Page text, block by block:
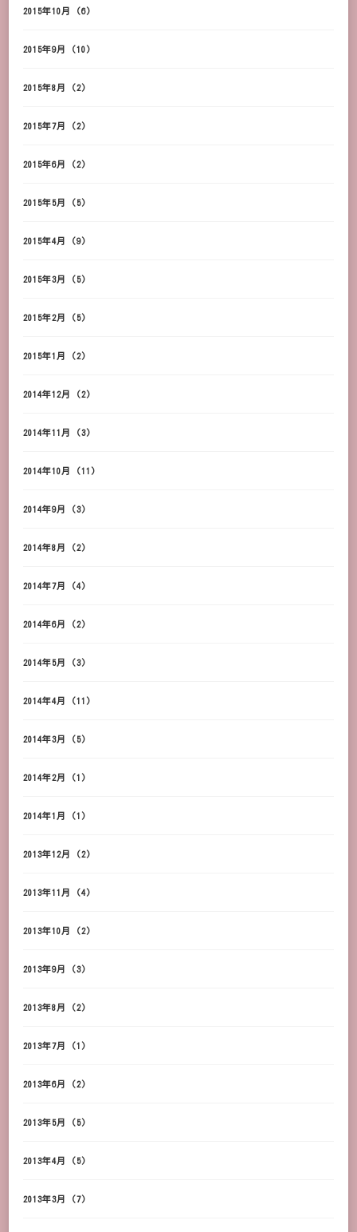
2015年10月 (6)
2015年9月 (10)
2015年8月 (2)
2015年7月 (2)
2015年6月 (2)
2015年5月 (5)
2015年4月 (9)
2015年3月 (5)
2015年2月 (5)
2015年1月 (2)
2014年12月 (2)
2014年11月 (3)
2014年10月 (11)
2014年9月 (3)
2014年8月 (2)
2014年7月 (4)
2014年6月 (2)
2014年5月 (3)
2014年4月 (11)
2014年3月 (5)
2014年2月 (1)
2014年1月 (1)
2013年12月 (2)
2013年11月 (4)
2013年10月 (2)
2013年9月 (3)
2013年8月 (2)
2013年7月 (1)
2013年6月 (2)
2013年5月 (5)
2013年4月 (5)
2013年3月 (7)